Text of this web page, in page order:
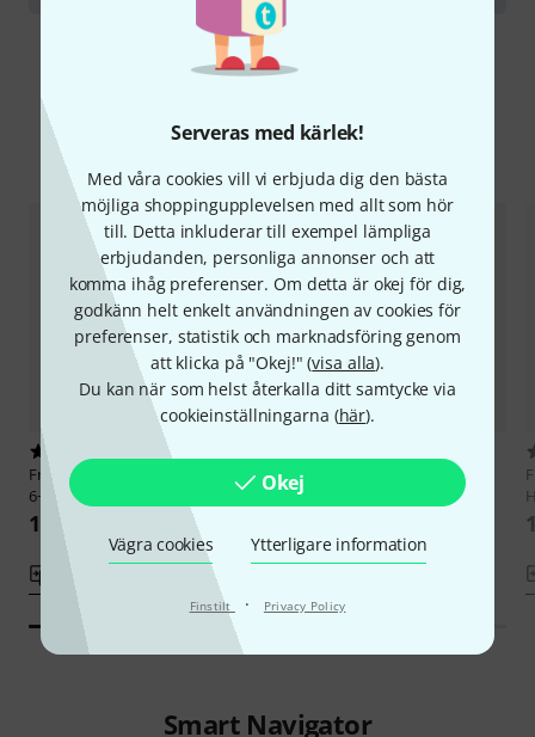
Serveras med kärlek!
Med våra cookies vill vi erbjuda dig den bästa
möjliga shoppingupplevelsen med allt som hör
till. Detta inkluderar till exempel lämpliga
erbjudanden, personliga annonser och att
komma ihåg preferenser. Om detta är okej för dig,
godkänn helt enkelt användningen av cookies för
preferenser, statistik och marknadsföring genom
att klicka på "Okej!" (visa alla).
Du kan när som helst återkalla ditt samtycke via
cookieinställningarna (här).
Okej
Vägra cookies Ytterligare information
Finstilt · Privacy Policy
Frate Precision
6+ M,3,106
1 699 kr
Frate Precision
Classic Trumpet
3+ M,3,106
Smart Navigator